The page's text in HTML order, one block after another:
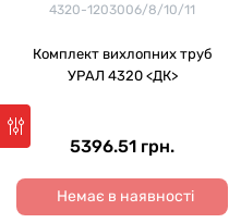
4320-1203006/8/10/11
Комплект вихлопних труб
УРАЛ 4320 <ДК>
5396.51 грн.
Немає в наявності